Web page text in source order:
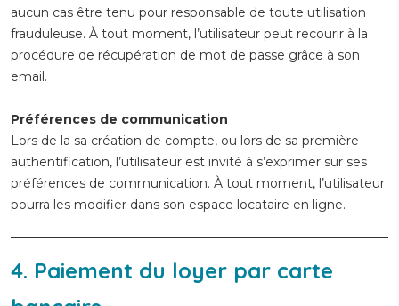
aucun cas être tenu pour responsable de toute utilisation
frauduleuse. À tout moment, l’utilisateur peut recourir à la
procédure de récupération de mot de passe grâce à son
email.
Préférences de communication
Lors de la sa création de compte, ou lors de sa première
authentification, l’utilisateur est invité à s’exprimer sur ses
préférences de communication. À tout moment, l’utilisateur
pourra les modifier dans son espace locataire en ligne.
4. Paiement du loyer par carte